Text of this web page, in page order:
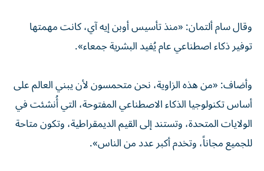
وقال سام ألتمان: «منذ تأسيس أوبن إيه آي، كانت مهمتها
توفير ذكاء اصطناعي عام يُفيد البشرية جمعاء».
وأضاف: «من هذه الزاوية، نحن متحمسون لأن يبني العالم على
أساس تكنولوجيا الذكاء الاصطناعي المفتوحة، التي أُنشئت في
الولايات المتحدة، وتستند إلى القيم الديمقراطية، وتكون متاحة
للجميع مجاناً، وتخدم أكبر عدد من الناس».